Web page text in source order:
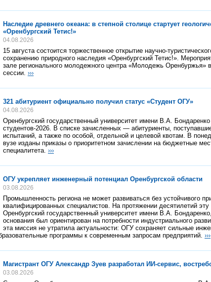
Наследие древнего океана: в степной столице стартует
«Оренбургский Тетис!»
04.08.2026
15 августа состоится торжественное открытие научно-
сохранению природного наследия «Оренбургский Тетис!».
зале регионального молодежного центра «Молодежь Оренбуржья»
сессии. ›››
321 абитуриент официально получил статус «Студент ОГУ»
04.08.2026
Оренбургский государственный университет имени В.А.
студентов-2026. В списке зачисленных — абитуриенты,
испытаний, а также по особой, отдельной и целевой квотам. В
вузе изданы приказы о приоритетном зачислении на бюджетные
специалитета. ›››
ОГУ укрепляет инженерный потенциал Оренбургской области
03.08.2026
Промышленность региона не может развиваться без устойчивого
квалифицированных специалистов. На протяжении десятилетий
Оренбургский государственный университет имени В.А.
основания был ориентирован на потребности индустриального
эта миссия не утратила актуальности: ОГУ сохраняет сильные
программы к современным запросам предприятий. ›››
Магистрант ОГУ Александр Зуев разработал ИИ-сервис,
03.08.2026